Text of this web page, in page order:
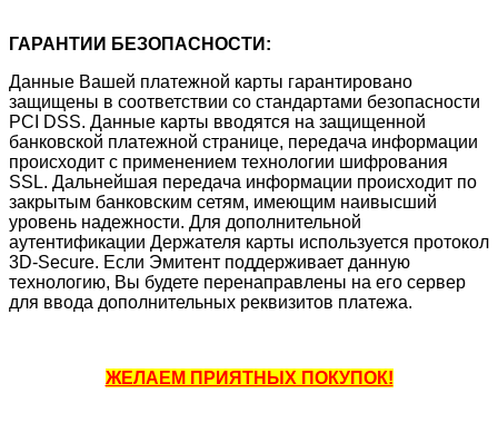
ГАРАНТИИ БЕЗОПАСНОСТИ:
Данные Вашей платежной карты гарантировано
защищены в соответствии со стандартами безопасности
PCI DSS. Данные карты вводятся на защищенной
банковской платежной странице, передача информации
происходит с применением технологии шифрования
SSL. Дальнейшая передача информации происходит по
закрытым банковским сетям, имеющим наивысший
уровень надежности. Для дополнительной
аутентификации Держателя карты используется протокол
3D-Secure. Если Эмитент поддерживает данную
технологию, Вы будете перенаправлены на его сервер
для ввода дополнительных реквизитов платежа.
ЖЕЛАЕМ ПРИЯТНЫХ ПОКУПОК!